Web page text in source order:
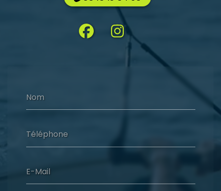
Nom
Téléphone
E-Mail